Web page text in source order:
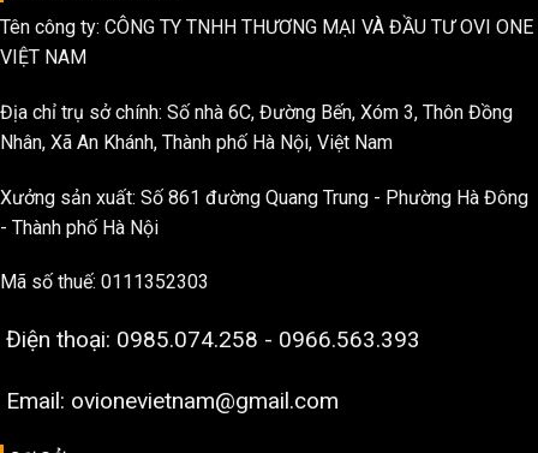
Tên công ty: CÔNG TY TNHH THƯƠNG MẠI VÀ ĐẦU TƯ OVI ONE
VIỆT NAM
Địa chỉ trụ sở chính: Số nhà 6C, Đường Bến, Xóm 3, Thôn Đồng
Nhân, Xã An Khánh, Thành phố Hà Nội, Việt Nam
Xưởng sản xuất: Số 861 đường Quang Trung - Phường Hà Đông
- Thành phố Hà Nội
Mã số thuế: 0111352303
Điện thoại: 0985.074.258 - 0966.563.393
Email: ovionevietnam@gmail.com